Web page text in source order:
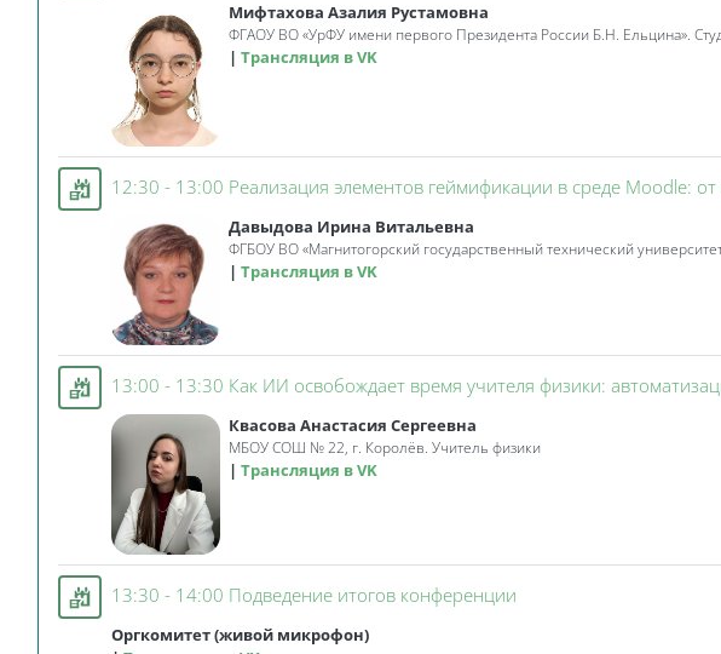
Мифтахова Азалия Рустамовна
ФГАОУ ВО «УрФУ имени первого Президента России Б.Н. Ельцина».
Трансляция в VK
12:30 - 13:00 Реализация элементов геймификации в среде Moodle:
Давыдова Ирина Витальевна
ФГБОУ ВО «Магнитогорский государственный технический
Трансляция в VK
13:00 - 13:30 Как ИИ освобождает время учителя физики:
Квасова Анастасия Сергеевна
МБОУ СОШ № 22, г. Королёв. Учитель физики
Трансляция в VK
13:30 - 14:00 Подведение итогов конференции
Оргкомитет (живой микрофон)